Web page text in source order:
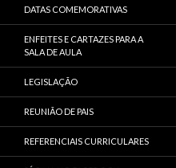
DATAS COMEMORATIVAS
ENFEITES E CARTAZES PARA A
SALA DE AULA
LEGISLAÇÃO
REUNIÃO DE PAIS
REFERENCIAIS CURRICULARES